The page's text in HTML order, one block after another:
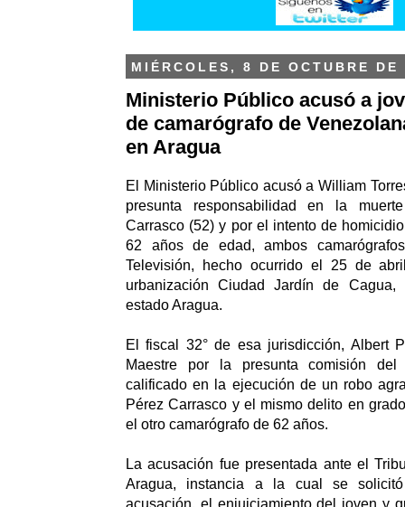
MIÉRCOLES, 8 DE OCTUBRE DE
Ministerio Público acusó a
de camarógrafo de
en Aragua
El Ministerio Público acusó a William
presunta responsabilidad en la
Carrasco (52) y por el intento de
62 años de edad, ambos
Televisión, hecho ocurrido el 25 de
urbanización Ciudad Jardín de Cagua,
estado Aragua.
El fiscal 32° de esa jurisdicción, Albert
Maestre por la presunta comisión
calificado en la ejecución de un robo
Pérez Carrasco y el mismo delito en
el otro camarógrafo de 62 años.
La acusación fue presentada ante el
Aragua, instancia a la cual se